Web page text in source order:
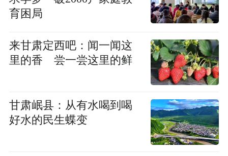
育困局
来甘肃定西吧：闻一闻这
里的香 尝一尝这里的鲜
甘肃岷县：从有水喝到喝
好水的民生蝶变